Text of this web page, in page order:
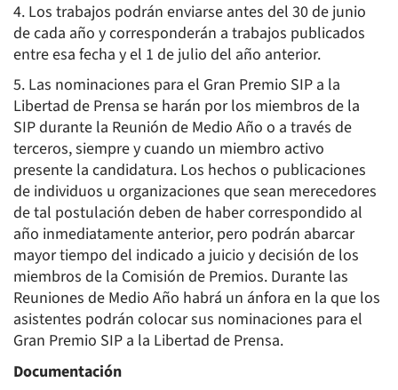
4. Los trabajos podrán enviarse antes del 30 de junio
de cada año y corresponderán a trabajos publicados
entre esa fecha y el 1 de julio del año anterior.
5. Las nominaciones para el Gran Premio SIP a la
Libertad de Prensa se harán por los miembros de la
SIP durante la Reunión de Medio Año o a través de
terceros, siempre y cuando un miembro activo
presente la candidatura. Los hechos o publicaciones
de individuos u organizaciones que sean merecedores
de tal postulación deben de haber correspondido al
año inmediatamente anterior, pero podrán abarcar
mayor tiempo del indicado a juicio y decisión de los
miembros de la Comisión de Premios. Durante las
Reuniones de Medio Año habrá un ánfora en la que los
asistentes podrán colocar sus nominaciones para el
Gran Premio SIP a la Libertad de Prensa.
Documentación